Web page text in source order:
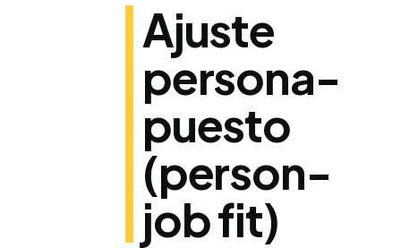
Ajuste
persona-
puesto
(person-
job fit)